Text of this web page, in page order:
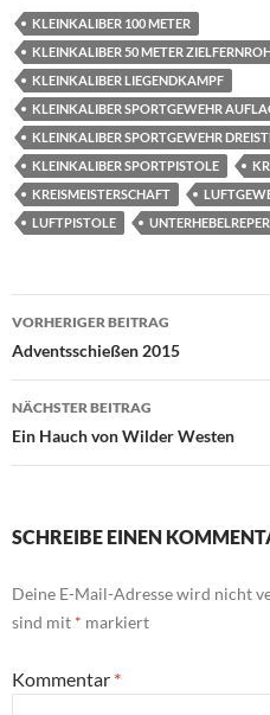
KLEINKALIBER 100 METER
KLEINKALIBER 50 METER
KLEINKALIBER LIEGENDKAMPF
KLEINKALIBER SPORTGEWEHR
KLEINKALIBER SPORTGEWEHR
KLEINKALIBER SPORTPISTOLE
KREISMEISTERSCHAFT
LUFTPISTOLE
Beitragsnavigation
VORHERIGER BEITRAG
Adventsschießen 2015
NÄCHSTER BEITRAG
Ein Hauch von Wilder Westen
SCHREIBE EINEN
Deine E-Mail-Adresse wird nicht
sind mit * markiert
Kommentar *